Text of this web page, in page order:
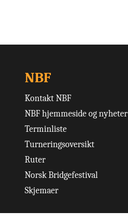
NBF
Kontakt NBF
NBF hjemmeside og nyheter
Terminliste
Turneringsoversikt
Ruter
Norsk Bridgefestival
Skjemaer